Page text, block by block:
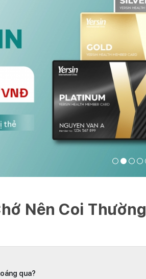
Nên Coi Thường
qua?